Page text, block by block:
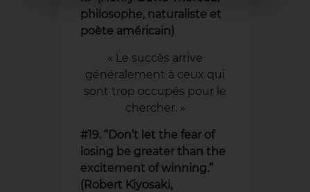
philosophe, naturaliste et
poète américain)
« Le succès arrive
généralement à ceux qui
sont trop occupés pour le
chercher. »
#19. “Don’t let the fear of
losing be greater than the
excitement of winning.”
(Robert Kiyosaki,